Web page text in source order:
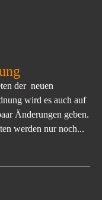
der neuen
wird es auch auf
Änderungen geben.
werden nur noch...